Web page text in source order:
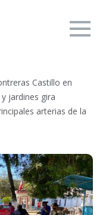
Castillo en
jardines gira
arterias de la